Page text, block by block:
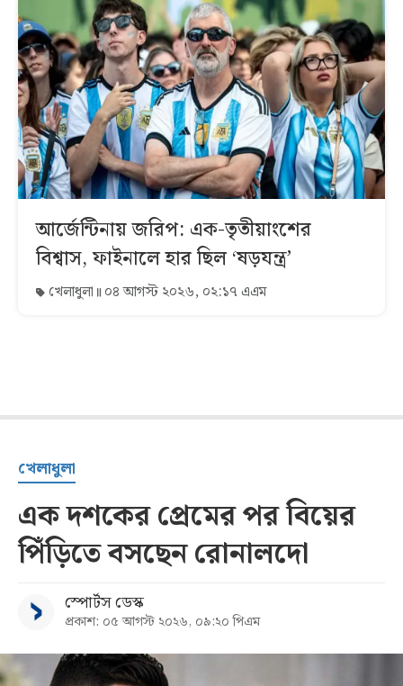
আর্জেন্টিনায় জরিপ: এক-তৃতীয়াংশের
বিশ্বাস, ফাইনালে হার ছিল ‘ষড়যন্ত্র’
খেলাধুলা ০৪ আগস্ট ২০২৬, ০২:১৭ এএম
খেলাধুলা
এক দশকের প্রেমের পর বিয়ের
পিঁড়িতে বসছেন রোনালদো
স্পোর্টস ডেস্ক
প্রকাশ: ০৫ আগস্ট ২০২৬, ০৯:২০ পিএম